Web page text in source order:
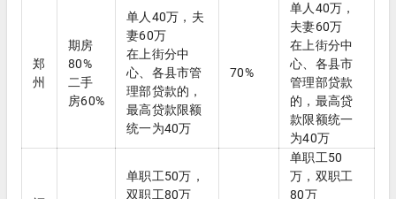
郑
州
期房
80%
二手
房60%
单人40万，夫
妻60万
在上街分中
心、各县市管
理部贷款的，
最高贷款限额
统一为40万
70%
单人40万，
夫妻60万
在上街分中
心、各县市
管理部贷款
的，最高贷
款限额统一
为40万
单职工50万，
双职工80万
单职工50
万，双职工
80万